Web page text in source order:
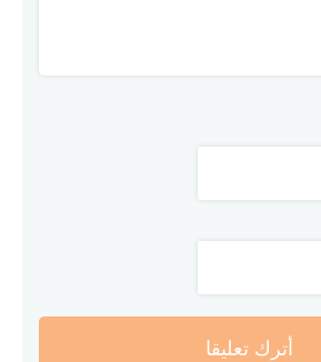
أترك تعليقا